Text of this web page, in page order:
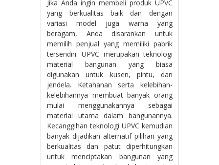
Jika Anda ingin membeli produk UPVC
yang berkualitas baik dan dengan
variasi model juga warna yang
beragam, Anda disarankan untuk
memilih penjual yang memiliki pabrik
tersendiri. UPVC merupakan teknologi
material bangunan yang biasa
digunakan untuk kusen, pintu, dan
jendela. Ketahanan serta kelebihan-
kelebihannya membuat banyak orang
mulai menggunakannya sebagai
material utama dalam bangunannya.
Kecanggihan teknologi UPVC kemudian
banyak dijadikan alternatif pilihan yang
berkualitas dan patut diperhitungkan
untuk menciptakan bangunan yang